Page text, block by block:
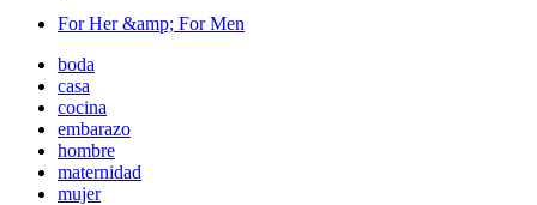
For Her &amp; For Men
boda
casa
cocina
embarazo
hombre
maternidad
mujer